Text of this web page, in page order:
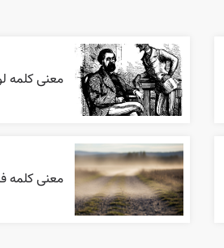
معنی کلمه
معنی کلمه